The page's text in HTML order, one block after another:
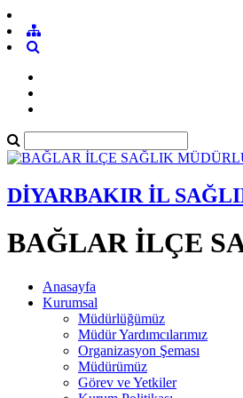
DİYARBAKIR İL
BAĞLAR İLÇE
Anasayfa
Kurumsal
Müdürlüğümüz
Müdür Yardımcılarımız
Organizasyon Şeması
Müdürümüz
Görev ve Yetkiler